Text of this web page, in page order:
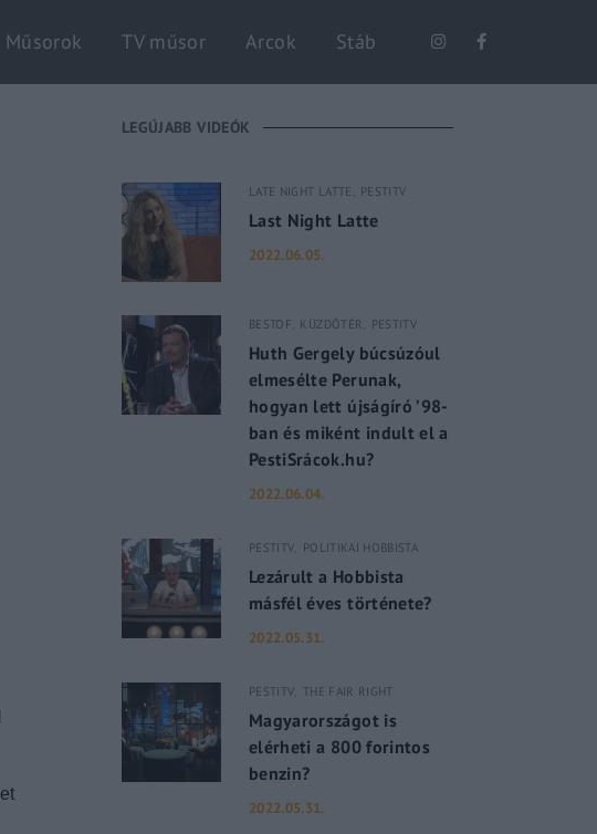
Műsorok TV műsor Arcok Stáb
LEGÚJABB VIDEÓK
LATE NIGHT LATTE PESTITV
Last Night Latte
2022.06.05.
BESTOF KÜZDŐTÉR PESTITV
Huth Gergely búcsúzóul
elmesélte Perunak,
hogyan lett újságíró ’98-
ban és miként indult el a
PestiSrácok.hu?
2022.06.04.
PESTITV POLITIKAI HOBBISTA
Lezárult a Hobbista
másfél éves története?
2022.05.31.
PESTITV THE FAIR RIGHT
Magyarországot is
elérheti a 800 forintos
benzin?
2022.05.31.
Lost Your Password?